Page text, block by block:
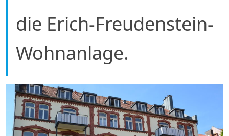
die Erich-Freudenstein-
Wohnanlage.